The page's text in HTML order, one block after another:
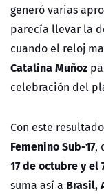
generó varias
parecía llevar la
cuando el reloj
Catalina Muñoz
celebración del
Con este
Femenino Sub-17,
17 de octubre y el
suma así a Brasil,